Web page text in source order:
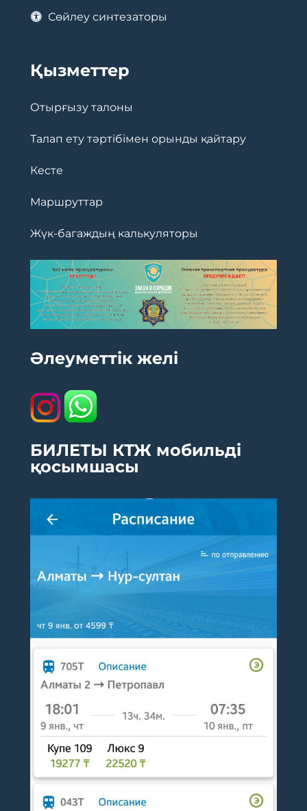
Сөйлеу синтезаторы
Қызметтер
Отырғызу талоны
Талап ету тәртібімен орынды қайтару
Кесте
Маршруттар
Жүк-багаждың калькуляторы
Әлеуметтік желі
БИЛЕТЫ КТЖ мобильді
қосымшасы